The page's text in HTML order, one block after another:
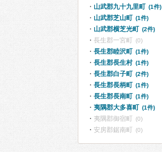
山武郡九十九里町 (1件)
山武郡芝山町 (1件)
山武郡横芝光町 (2件)
長生郡一宮町 (0)
長生郡睦沢町 (1件)
長生郡長生村 (1件)
長生郡白子町 (2件)
長生郡長柄町 (1件)
長生郡長南町 (1件)
夷隅郡大多喜町 (1件)
夷隅郡御宿町 (0)
安房郡鋸南町 (0)